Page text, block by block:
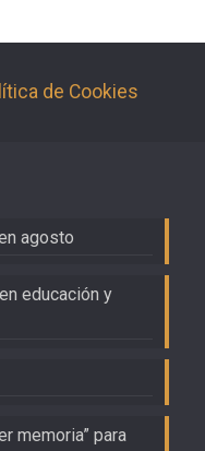
de Cookies
agosto
educación y
memoria” para